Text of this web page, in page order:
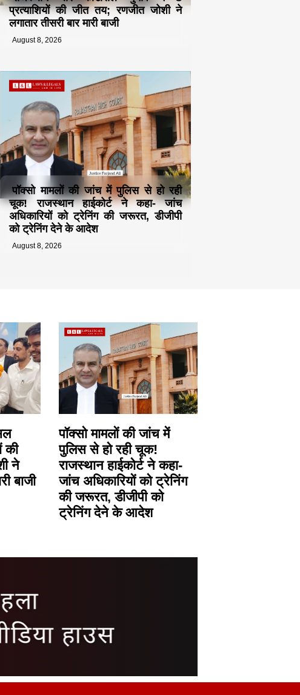
प्रत्याशियों की जीत तय; रणजीत जोशी ने
लगातार तीसरी बार मारी बाजी
August 8, 2026
पॉक्सो मामलों की जांच में पुलिस से हो रही
चूक! राजस्थान हाईकोर्ट ने कहा- जांच
अधिकारियों को ट्रेनिंग की जरूरत, डीजीपी
को ट्रेनिंग देने के आदेश
August 8, 2026
की
ने
बाजी
पॉक्सो मामलों की जांच में
पुलिस से हो रही चूक!
राजस्थान हाईकोर्ट ने कहा-
जांच अधिकारियों को ट्रेनिंग
की जरूरत, डीजीपी को
ट्रेनिंग देने के आदेश